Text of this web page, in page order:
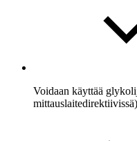
Voidaan käyttää
mittauslaitedirektiivissä)